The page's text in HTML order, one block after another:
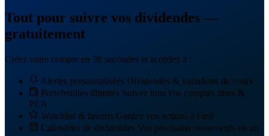
Tout pour suivre vos dividendes —
gratuitement
Créez votre compte en 30 secondes et accédez à :
Alertes personnalisées Dividendes & variations de cours
Portefeuilles illimités Suivez tous vos comptes titres &
PEA
Watchlist & favoris Gardez vos actions à l'œil
Calendrier de dividendes Vos prochains versements en un